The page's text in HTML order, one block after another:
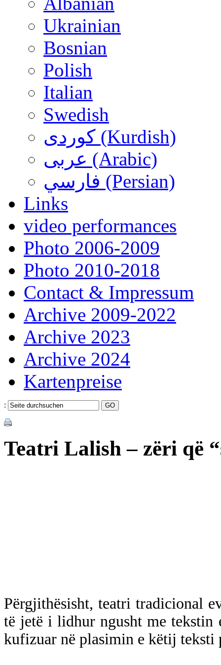
Ukrainian
Bosnian
Polish
Italian
Swedish
کوردی (Kurdish)
عربی (Arabic)
فارسي (Persian)
Links
video performances
Photo 2006-2009
Photo 2010-2018
Contact & Impressum
Archive 2009-2022
Archive 2023
Archive 2024
Kartenpreise
:
Teatri Lalish – zëri që
Përgjithësisht, teatri tradicional
të jetë i lidhur ngusht me
kufizuar në plasimin e këtij teksti